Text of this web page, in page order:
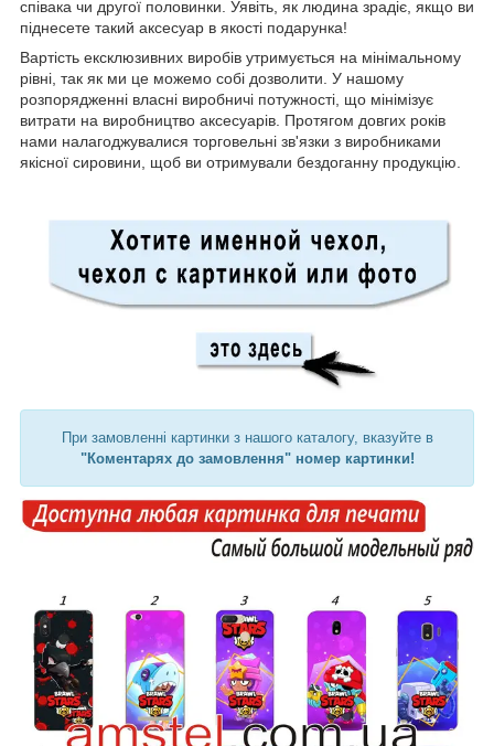
співака чи другої половинки. Уявіть, як людина зрадіє, якщо ви
піднесете такий аксесуар в якості подарунка!
Вартість ексклюзивних виробів утримується на мінімальному
рівні, так як ми це можемо собі дозволити. У нашому
розпорядженні власні виробничі потужності, що мінімізує
витрати на виробництво аксесуарів. Протягом довгих років
нами налагоджувалися торговельні зв'язки з виробниками
якісної сировини, щоб ви отримували бездоганну продукцію.
При замовленні картинки з нашого каталогу, вказуйте в
"Коментарях до замовлення" номер картинки!